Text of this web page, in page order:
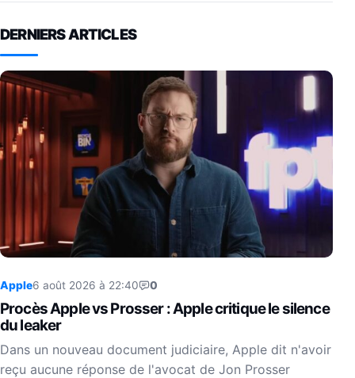
DERNIERS ARTICLES
Apple6 août 2026 à 22:40 0
Procès Apple vs Prosser : Apple critique le silence
du leaker
Dans un nouveau document judiciaire, Apple dit n'avoir
reçu aucune réponse de l'avocat de Jon Prosser